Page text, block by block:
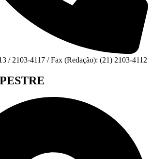
/ 2103-4117 / Fax (Redação): (21) 2103-4112